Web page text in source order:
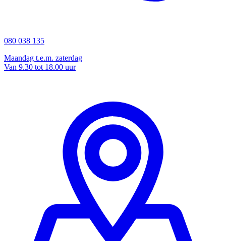
080 038 135
Maandag t.e.m. zaterdag
Van 9.30 tot 18.00 uur